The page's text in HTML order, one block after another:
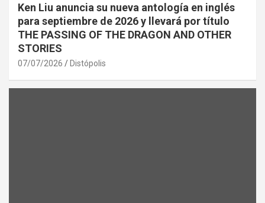
Ken Liu anuncia su nueva antología en inglés
para septiembre de 2026 y llevará por título
THE PASSING OF THE DRAGON AND OTHER
STORIES
07/07/2026 Distópolis